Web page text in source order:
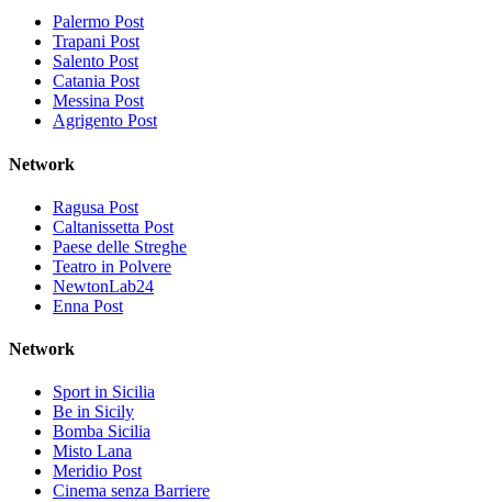
Palermo Post
Trapani Post
Salento Post
Catania Post
Messina Post
Agrigento Post
Network
Ragusa Post
Caltanissetta Post
Paese delle Streghe
Teatro in Polvere
NewtonLab24
Enna Post
Network
Sport in Sicilia
Be in Sicily
Bomba Sicilia
Misto Lana
Meridio Post
Cinema senza Barriere